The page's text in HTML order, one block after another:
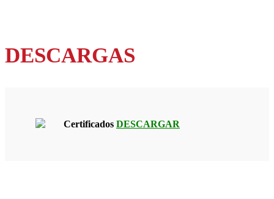
DESCARGAS
Certificados DESCARGAR